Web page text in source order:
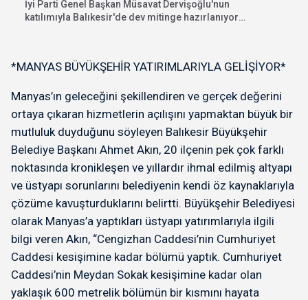
İyi Parti Genel Başkan Müsavat Dervişoğlu'nun
katılımıyla Balıkesir'de dev mitinge hazırlanıyor.
*MANYAS BÜYÜKŞEHİR YATIRIMLARIYLA GELİŞİYOR*
Manyas’ın geleceğini şekillendiren ve gerçek değerini
ortaya çıkaran hizmetlerin açılışını yapmaktan büyük bir
mutluluk duyduğunu söyleyen Balıkesir Büyükşehir
Belediye Başkanı Ahmet Akın, 20 ilçenin pek çok farklı
noktasında kronikleşen ve yıllardır ihmal edilmiş altyapı
ve üstyapı sorunlarını belediyenin kendi öz kaynaklarıyla
çözüme kavuşturduklarını belirtti. Büyükşehir Belediyesi
olarak Manyas’a yaptıkları üstyapı yatırımlarıyla ilgili
bilgi veren Akın, “Cengizhan Caddesi’nin Cumhuriyet
Caddesi kesişimine kadar bölümü yaptık. Cumhuriyet
Caddesi’nin Meydan Sokak kesişimine kadar olan
yaklaşık 600 metrelik bölümün bir kısmını hayata